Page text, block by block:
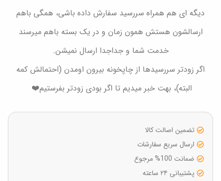
دیگه ای هم همراه سررسید سفارش داده باشی، همگی باهم
ارسالشون هستش همون زمان و در یک بسته باهم میرسند
خدمت شما و جداجدا ارسال نمیشن.
اگر زودتر سررسیدها از چاپخونه بیرون اومدن (احتمالش کمه
البته)، بهت خبر میدیم تا اگر بودی زودتر بفرستیم❤️
تضمین اصالت کالا
ارسال سریع سفارشات
ضمانت 100% مرجوع
پشتیبانی ۲۴ ساعته